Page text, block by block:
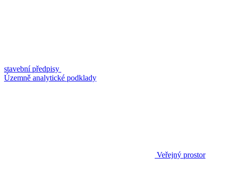
stavební předpisy
Územně analytické podklady
Veřejný prostor